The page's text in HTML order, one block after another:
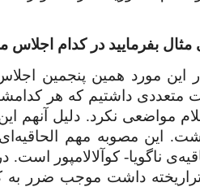
مثال بفرمایید در کدام
این مورد همین پنجمین
متعددی داشتیم که هر
مواضعی نکرد. دلیل آنهم
این مصوبه مهم
ناگویا- کوآلالامپور
تراریخته داشت موجب ضرر